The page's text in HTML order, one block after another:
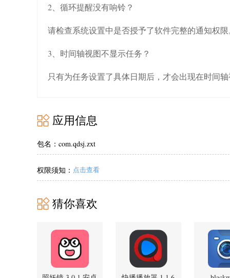
2、循环提醒没有响铃？
请检查系统设置中是否授予了软件完整的通知权
3、时间轴视图不显示任务？
只有为任务设置了具体日期后，才会出现在时间
应用信息
包名：com.qdsj.zxt
权限须知： 点击查看
猜你喜欢